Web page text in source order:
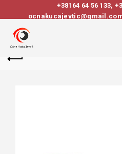
+38164 64 56 133,